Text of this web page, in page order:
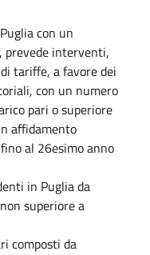
con un
prevede interventi,
tariffe, a favore dei
con un numero
pari o superiore
affidamento
al 26esimo anno
in Puglia da
superiore a
composti da